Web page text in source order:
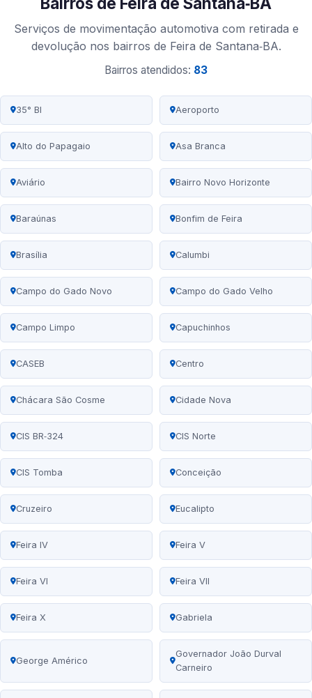
Serviços de movimentação automotiva com retirada e
devolução nos bairros de Feira de Santana‑BA.
Bairros atendidos: 83
35° BI Aeroporto
Alto do Papagaio Asa Branca
Aviário Bairro Novo Horizonte
Baraúnas Bonfim de Feira
Brasília Calumbi
Campo do Gado Novo Campo do Gado Velho
Campo Limpo Capuchinhos
CASEB Centro
Chácara São Cosme Cidade Nova
CIS BR‑324 CIS Norte
CIS Tomba Conceição
Cruzeiro Eucalipto
Feira IV Feira V
Feira VI Feira VII
Feira X Gabriela
George Américo
Governador João Durval
Carneiro